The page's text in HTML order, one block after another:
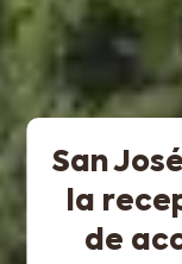
San
la
de